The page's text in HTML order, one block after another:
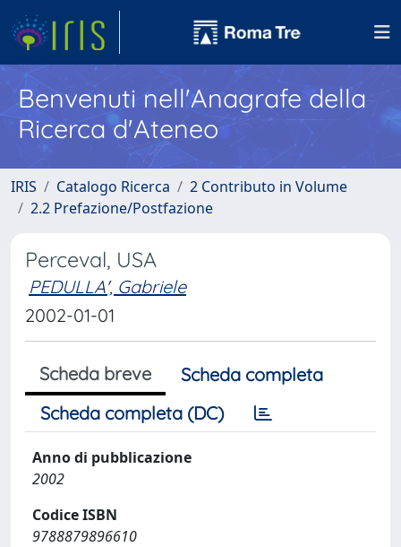
Benvenuti nell'Anagrafe della
Ricerca d'Ateneo
IRIS Catalogo Ricerca
2 Contributo in Volume
2.2 Prefazione/Postfazione
Perceval, USA
PEDULLA', Gabriele
2002-01-01
Scheda breve
Scheda completa
Scheda completa (DC)
Anno di pubblicazione
2002
Codice ISBN
9788879896610